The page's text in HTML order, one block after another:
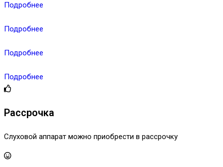
Подробнее
Подробнее
Подробнее
Подробнее
Рассрочка
Слуховой аппарат можно приобрести в рассрочку